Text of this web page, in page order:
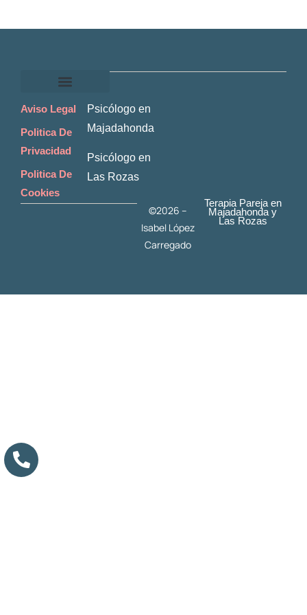
Aviso Legal
Politica De
Privacidad
Politica De
Cookies
Psicólogo en
Majadahonda
Psicólogo en
Las Rozas
©2026 –
Isabel López
Carregado
Terapia Pareja en
Majadahonda y
Las Rozas